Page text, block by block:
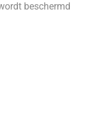
beschermd